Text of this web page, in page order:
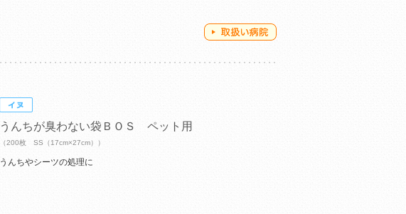
うんちが臭わない袋ＢＯＳ ペット用
（200枚 SS（17cm×27cm））
うんちやシーツの処理に